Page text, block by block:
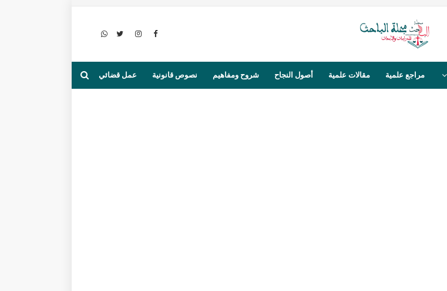
مراجع علمية مقالات علمية أصول النجاح شروح ومفاهيم نصوص قانونية عمل قضائي